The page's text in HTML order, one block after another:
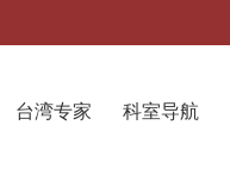
台湾专家 科室导航